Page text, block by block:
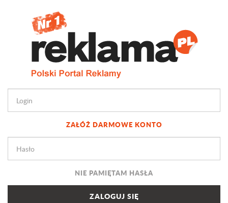
ZAŁÓŻ DARMOWE KONTO
NIE PAMIĘTAM HASŁA